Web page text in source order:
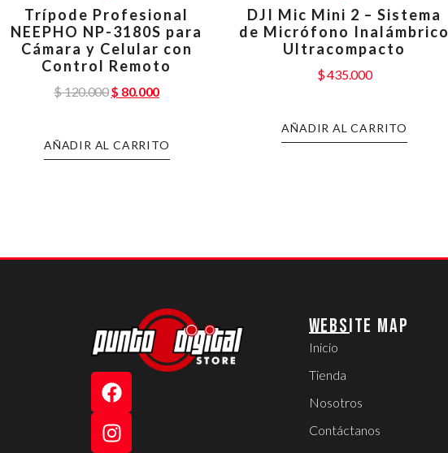
Trípode Profesional
NEEPHO NP-3180S para
Cámara y Celular con
Control Remoto
$120.000$ 80.000
AÑADIR AL CARRITO
DJI Mic Mini 2 – Sistema
de Micrófono Inalámbrico
Ultracompacto
$435.000
AÑADIR AL CARRITO
WEBSITE MAP
Inicio
Tienda
Nosotros
Contáctanos